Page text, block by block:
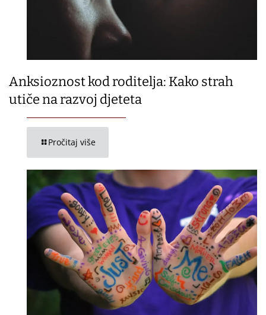
Anksioznost kod roditelja: Kako strah
utiče na razvoj djeteta
Pročitaj više